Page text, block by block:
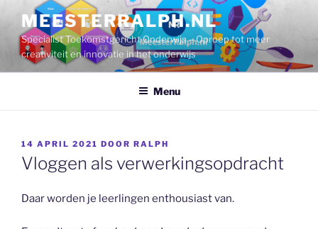
inhoud
MEESTERRALPH.NL
Specialist Toekomstgericht Onderwijs – Oproep tot meer
creativiteit en innovatie in het onderwijs
Menu
GEPLAATST
OP
14 APRIL 2021 DOOR RALPH
Vloggen als verwerkingsopdracht
Daar worden je leerlingen enthousiast van.